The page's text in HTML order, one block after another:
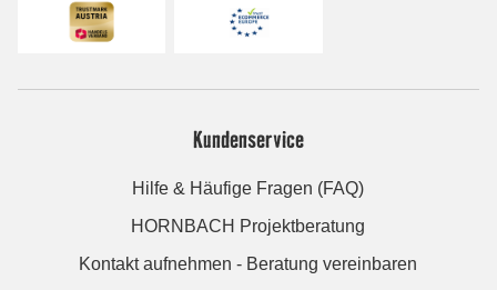
Kundenservice
Hilfe & Häufige Fragen (FAQ)
HORNBACH Projektberatung
Kontakt aufnehmen - Beratung vereinbaren